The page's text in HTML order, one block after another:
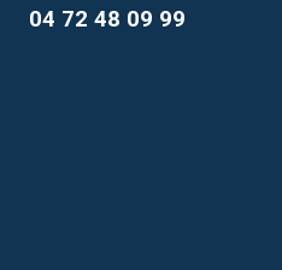
04 72 48 09 99